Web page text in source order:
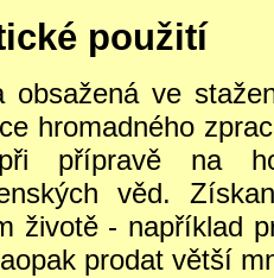
použití
obsažená ve
hromadného
přípravě na
věd.
životě - například
prodat větší